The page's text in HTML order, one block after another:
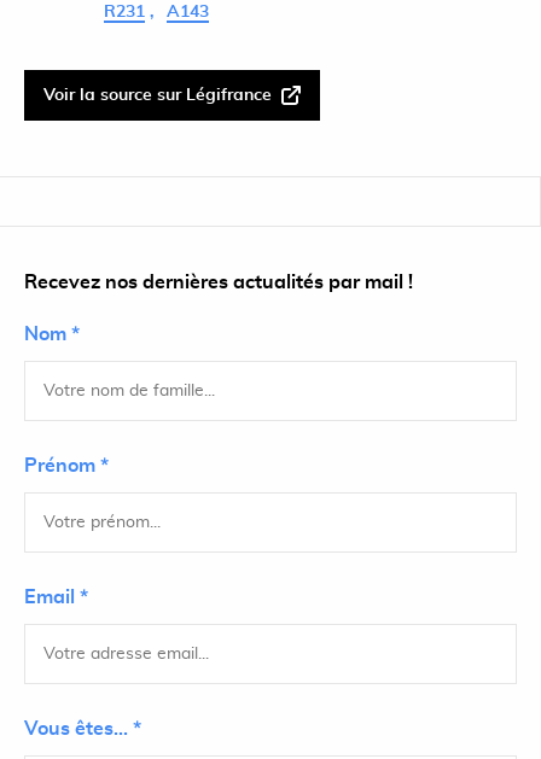
R231 A143
Voir la source sur Légifrance
Recevez nos dernières actualités par mail !
Nom *
Prénom *
Email *
Vous êtes... *